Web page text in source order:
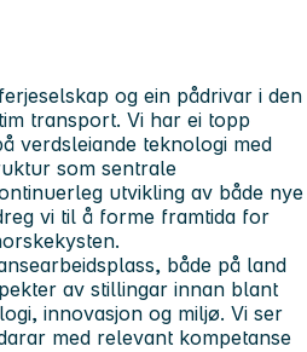
og ein pådrivar i den
transport. Vi har ei topp
verdsleiande teknologi med
som sentrale
utvikling av både nye
vi til å forme framtida for
både på land
av stillingar innan blant
innovasjon og miljø. Vi ser
med relevant kompetanse